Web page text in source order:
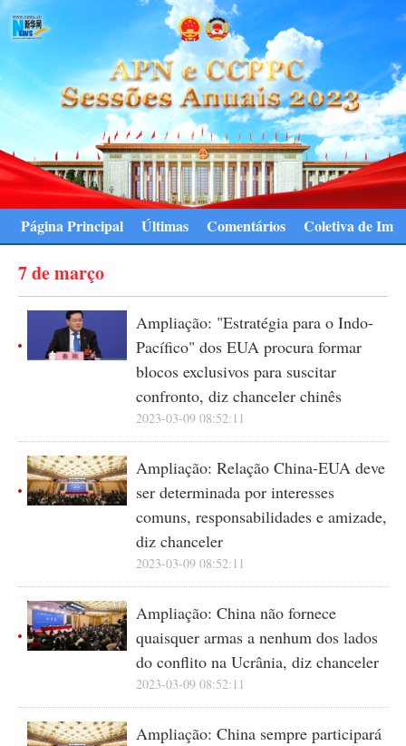
Página Principal Últimas Comentários Coletiva de
7 de março
Ampliação: "Estratégia para o Indo-
Pacífico" dos EUA procura formar
blocos exclusivos para suscitar
confronto, diz chanceler chinês
2023-03-09 08:52:11
Ampliação: Relação China-EUA deve
ser determinada por interesses
comuns, responsabilidades e amizade,
diz chanceler
2023-03-09 08:52:11
Ampliação: China não fornece
quaisquer armas a nenhum dos lados
do conflito na Ucrânia, diz chanceler
2023-03-09 08:52:11
Ampliação: China sempre participará